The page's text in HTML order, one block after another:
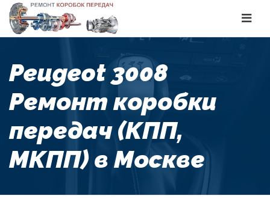
Toggle
Peugeot 3008
Ремонт коробки
передач (КПП,
МКПП) в Москве